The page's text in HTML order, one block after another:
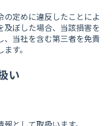
定めに違反したことによ
及ぼした場合、当該損害を
、当社を含む第三者を免責
す。
い